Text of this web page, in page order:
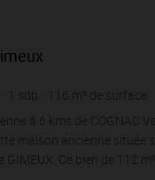
sdb 116 m² de surface
1 285,34 € prix / m²
à 6 kms de COGNAC
maison ancienne située
GIMEUX. Ce bien de 112